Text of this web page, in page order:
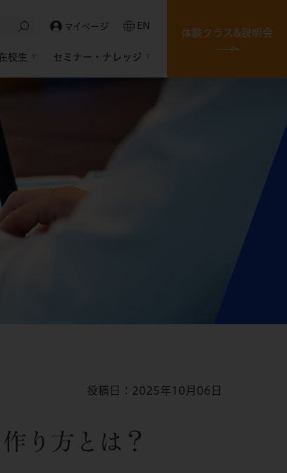
マイページ EN
校生 セミナー・ナレッジ
体験クラス&説明会
投稿日：2025年10月06日
り方とは？